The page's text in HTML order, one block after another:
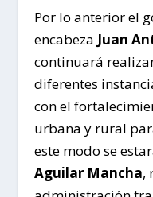
Por lo anterior el
encabeza Juan
continuará
diferentes
con el
urbana y rural
este modo se
Aguilar Mancha,